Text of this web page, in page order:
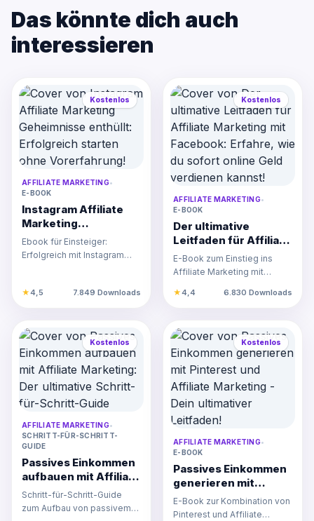
Das könnte dich auch
interessieren
Kostenlos
AFFILIATE MARKETING•
E-BOOK
Instagram Affiliate
Marketing
Geheimnisse
enthüllt: Erfolgreich
Ebook für Einsteiger:
Erfolgreich mit Instagram
★4,5 7.849 Downloads
Kostenlos
AFFILIATE MARKETING•
E-BOOK
Der ultimative
Leitfaden für Affiliate
Marketing mit
Facebook: Erfahre,
Geld verdienen
E-Book zum Einstieg ins
Affiliate Marketing mit
Landingpages und Facebo…
★4,4 6.830 Downloads
Kostenlos
AFFILIATE MARKETING•
SCHRITT-FÜR-SCHRITT-
GUIDE
Passives Einkommen
aufbauen mit Affiliate
Marketing: Der
ultimative Schritt-
Schritt-für-Schritt-Guide
zum Aufbau von passivem
Kostenlos
AFFILIATE MARKETING•
E-BOOK
Passives Einkommen
generieren mit
Pinterest und
Affiliate Marketing -
E-Book zur Kombination von
Pinterest und Affiliate